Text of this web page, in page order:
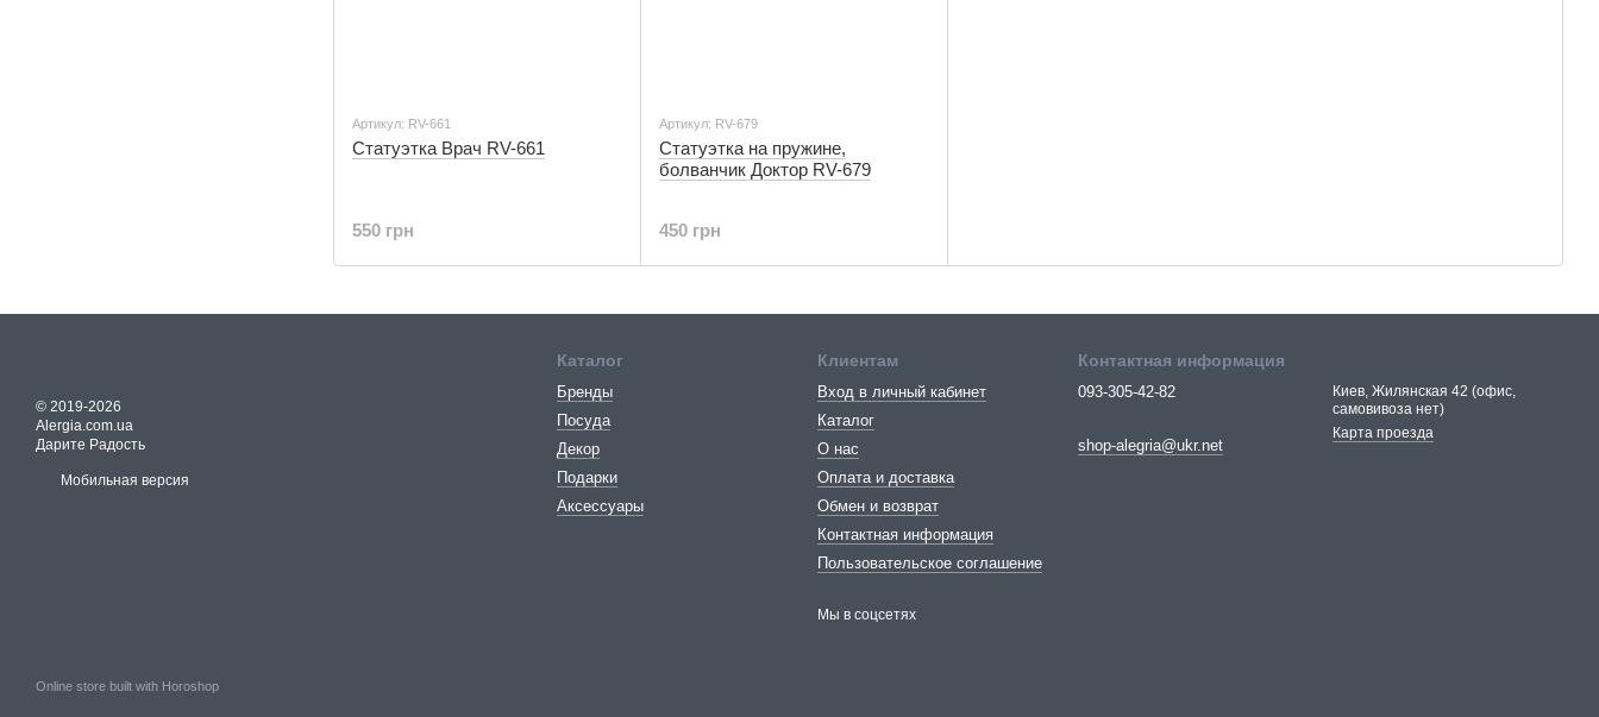
Артикул: RV-661
Статуэтка Врач RV-661
550 грн
Артикул: RV-679
Статуэтка на пружине,
болванчик Доктор RV-679
450 грн
© 2019-2026
Alergia.com.ua
Дарите Радость
Мобильная версия
Online store built with Horoshop
Каталог
Бренды
Посуда
Декор
Подарки
Аксессуары
Клиентам
Вход в личный кабинет
Каталог
О нас
Оплата и доставка
Обмен и возврат
Контактная информация
Пользовательское соглашение
Мы в соцсетях
Контактная информация
093-305-42-82
shop-alegria@ukr.net
Киев, Жилянская 42 (офис,
самовивоза нет)
Карта проезда